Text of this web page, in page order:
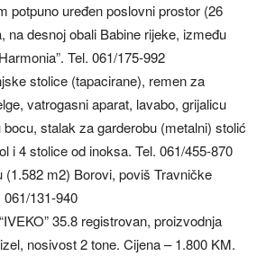
potpuno uređen poslovni prostor (26
na desnoj obali Babine rijeke, između
Tel. 061/175-992
stolice (tapacirane), remen za
vatrogasni aparat, lavabo, grijalicu
stalak za garderobu (metalni) stolić
i 4 stolice od inoksa. Tel. 061/455-870
(1.582 m2) Borovi, poviš Travničke
131-940
35.8 registrovan, proizvodnja
nosivost 2 tone. Cijena – 1.800 KM.